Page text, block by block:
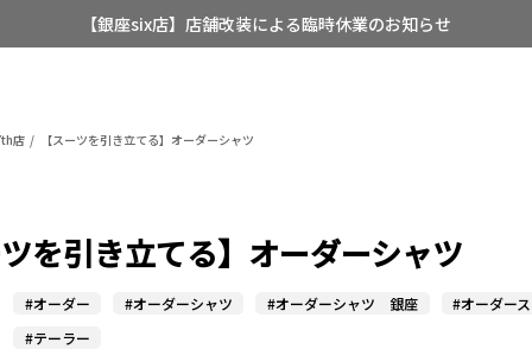
【銀座six店】店舗改装による臨時休業のお知らせ
店 【スーツを引き立てる】オーダーシャツ
を引き立てる】オーダーシャツ
#オーダー #オーダーシャツ #オーダーシャツ 銀座
#オーダー
#テーラー